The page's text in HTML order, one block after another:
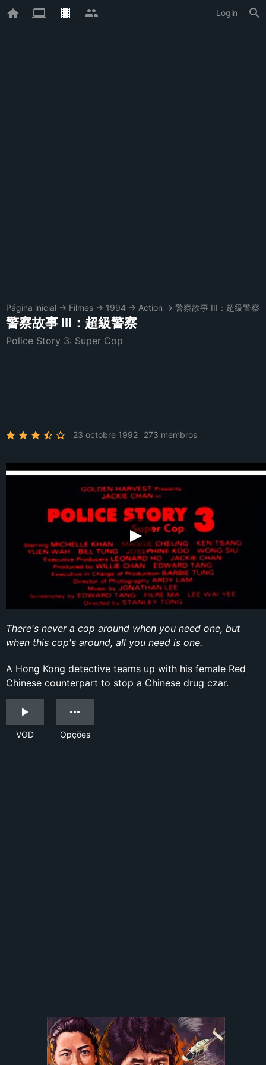
Login
Página inicial → Filmes → 1994 → Action → 警察故事 III：超級警察
警察故事 III：超級警察
Police Story 3: Super Cop
23 octobre 1992 273 membros
There's never a cop around when you need one, but
when this cop's around, all you need is one.
A Hong Kong detective teams up with his female Red
Chinese counterpart to stop a Chinese drug czar.
VOD Opções